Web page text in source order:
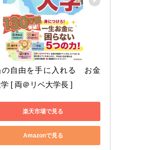
の自由を手に入れる　お金
[ 両＠リベ大学長 ]
楽天市場で見る
Amazonで見る